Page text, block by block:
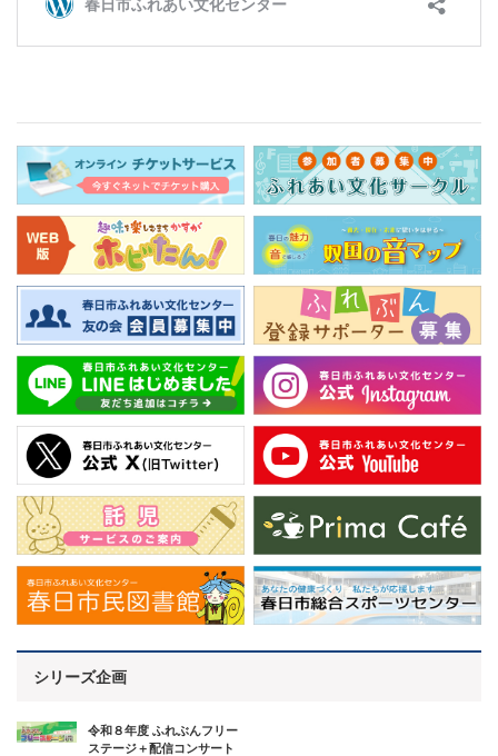
シリーズ企画
令和８年度 ふれぶんフリー
ステージ＋配信コンサート